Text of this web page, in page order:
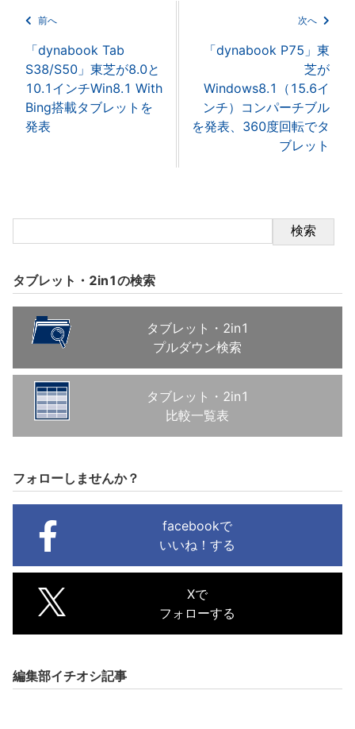
前へ
「dynabook Tab
S38/S50」東芝が8.0と
10.1インチWin8.1 With
Bing搭載タブレットを
発表
次へ
「dynabook P75」東
芝が
Windows8.1（15.6イ
ンチ）コンパーチブル
を発表、360度回転でタ
ブレット
検索
タブレット・2in1の検索
タブレット・2in1
プルダウン検索
タブレット・2in1
比較一覧表
フォローしませんか？
facebookで
いいね！する
Xで
フォローする
編集部イチオシ記事